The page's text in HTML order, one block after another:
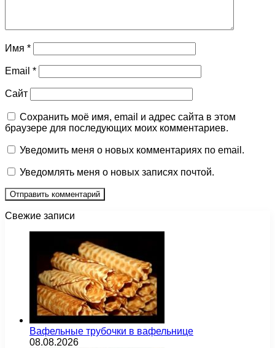
Имя *
Email *
Сайт
Сохранить моё имя, email и адрес сайта в этом
браузере для последующих моих комментариев.
Уведомить меня о новых комментариях по email.
Уведомлять меня о новых записях почтой.
Свежие записи
Вафельные трубочки в вафельнице
08.08.2026